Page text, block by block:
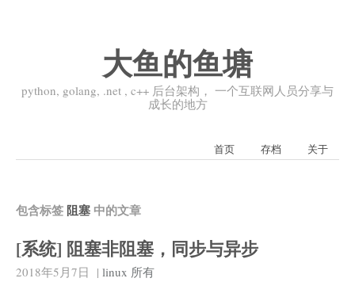
大鱼的鱼塘
python, golang, .net , c++ 后台架构， 一个互联网人员分享与
成长的地方
首页 存档 关于
包含标签 阻塞 中的文章
[系统] 阻塞非阻塞，同步与异步
2018年5月7日 | linux 所有